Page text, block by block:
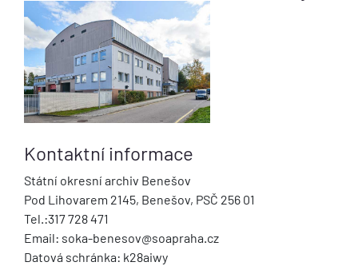
Kontaktní informace
Státní okresní archiv Benešov
Pod Lihovarem 2145, Benešov, PSČ 256 01
Tel.:317 728 471
Email: soka-benesov@soapraha.cz
Datová schránka: k28aiwy